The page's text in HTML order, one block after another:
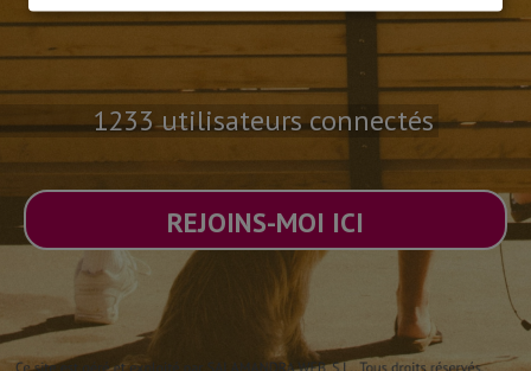
1233 utilisateurs connectés
REJOINS-MOI ICI